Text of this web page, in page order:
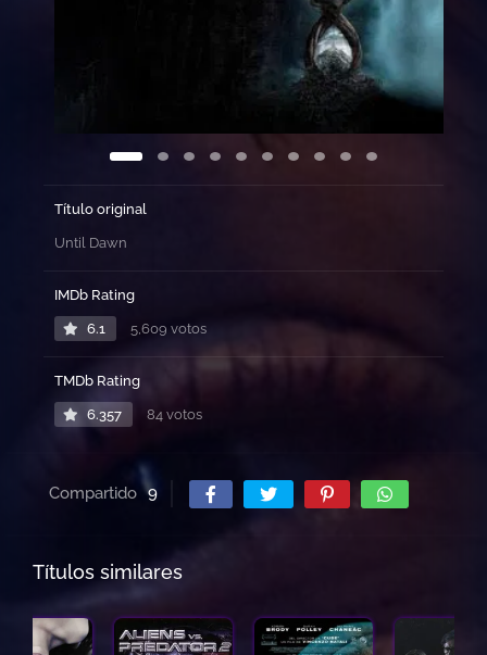
Título original
Until Dawn
IMDb Rating
6.1 5,609 votos
TMDb Rating
6.357 84 votos
Compartido 9
Títulos similares